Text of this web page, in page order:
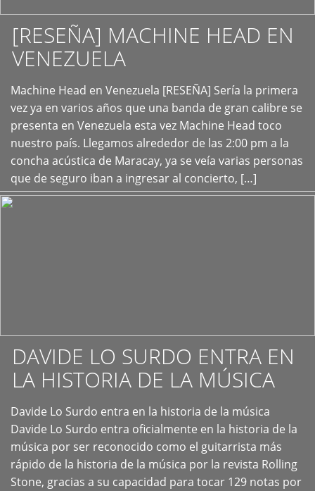
[RESEÑA] MACHINE HEAD EN
VENEZUELA
Machine Head en Venezuela [RESEÑA] Sería la primera
vez ya en varios años que una banda de gran calibre se
presenta en Venezuela esta vez Machine Head toco
nuestro país. Llegamos alrededor de las 2:00 pm a la
concha acústica de Maracay, ya se veía varias personas
que de seguro iban a ingresar al concierto, […]
+
DAVIDE LO SURDO ENTRA EN
LA HISTORIA DE LA MÚSICA
Davide Lo Surdo entra en la historia de la música
Davide Lo Surdo entra oficialmente en la historia de la
música por ser reconocido como el guitarrista más
rápido de la historia de la música por la revista Rolling
Stone, gracias a su capacidad para tocar 129 notas por
+